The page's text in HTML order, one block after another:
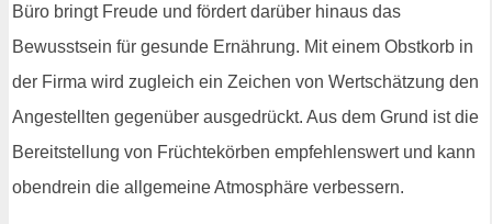
Büro bringt Freude und fördert darüber hinaus das
Bewusstsein für gesunde Ernährung. Mit einem Obstkorb in
der Firma wird zugleich ein Zeichen von Wertschätzung den
Angestellten gegenüber ausgedrückt. Aus dem Grund ist die
Bereitstellung von Früchtekörben empfehlenswert und kann
obendrein die allgemeine Atmosphäre verbessern.